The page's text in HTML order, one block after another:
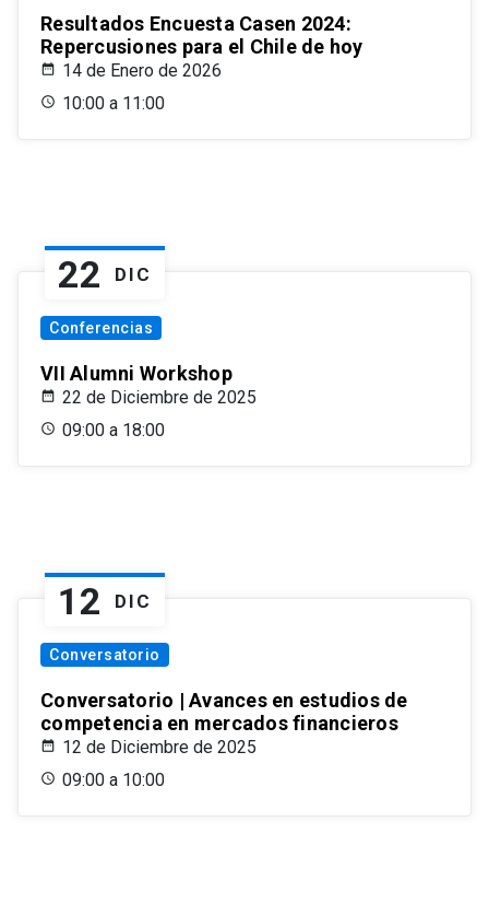
Resultados Encuesta Casen 2024:
Repercusiones para el Chile de hoy
14 de Enero de 2026
10:00 a 11:00
22 DIC
Conferencias
VII Alumni Workshop
22 de Diciembre de 2025
09:00 a 18:00
12 DIC
Conversatorio
Conversatorio | Avances en estudios de
competencia en mercados financieros
12 de Diciembre de 2025
09:00 a 10:00